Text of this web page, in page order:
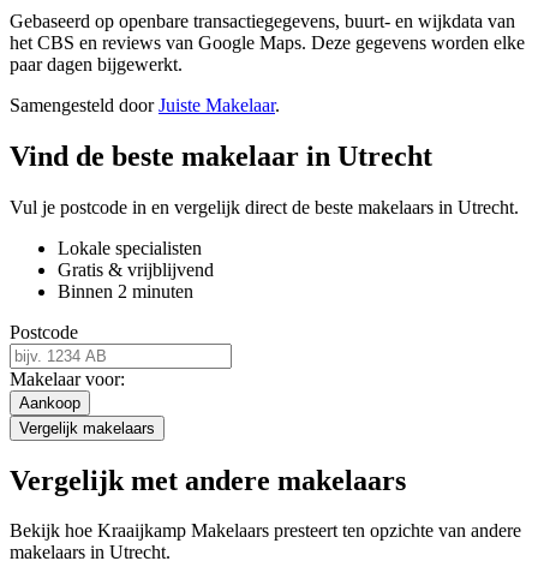
Gebaseerd op openbare transactiegegevens, buurt- en wijkdata van
het CBS en reviews van Google Maps. Deze gegevens worden elke
paar dagen bijgewerkt.
Samengesteld doorJuiste Makelaar.
Vind de beste makelaar in Utrecht
Vul je postcode in en vergelijk direct de beste makelaars in Utrecht.
Lokale specialisten
Gratis & vrijblijvend
Binnen 2 minuten
Postcode
Makelaar voor:
Aankoop
Vergelijk makelaars
Vergelijk met andere makelaars
Bekijk hoe Kraaijkamp Makelaars presteert ten opzichte van andere
makelaars in Utrecht.